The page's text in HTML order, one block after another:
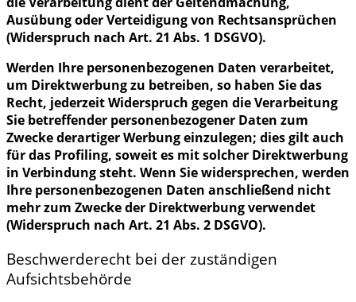
Ausübung oder Verteidigung von Rechtsansprüchen
(Widerspruch nach Art. 21 Abs. 1 DSGVO).
Werden Ihre personenbezogenen Daten verarbeitet,
um Direktwerbung zu betreiben, so haben Sie das
Recht, jederzeit Widerspruch gegen die Verarbeitung
Sie betreffender personenbezogener Daten zum
Zwecke derartiger Werbung einzulegen; dies gilt auch
für das Profiling, soweit es mit solcher Direktwerbung
in Verbindung steht. Wenn Sie widersprechen, werden
Ihre personenbezogenen Daten anschließend nicht
mehr zum Zwecke der Direktwerbung verwendet
(Widerspruch nach Art. 21 Abs. 2 DSGVO).
Beschwerderecht bei der zuständigen
Aufsichtsbehörde